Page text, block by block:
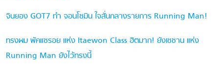
จินยอง GOT7 ทำ จอนโซมิน ใจสั่นกลางรายการ Running Man!
ทรงผม พัคแซรอย แห่ง Itaewon Class ฮิตมาก! ยังเซชาน แห่ง
Running Man ยังไว้ทรงนี้